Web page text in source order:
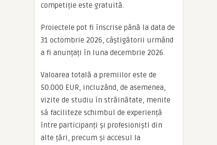
competiție este gratuită.
Proiectele pot fi înscrise până la data de
31 octombrie 2026, câștigătorii urmând
a fi anunțați în luna decembrie 2026.
Valoarea totală a premiilor este de
50.000 EUR, incluzând, de asemenea,
vizite de studiu în străinătate, menite
să faciliteze schimbul de experiență
între participanți și profesioniști din
alte țări, precum și accesul la